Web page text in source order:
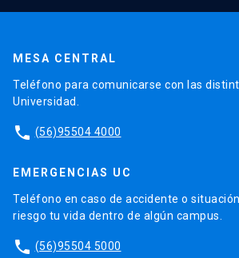
MESA CENTRAL
Teléfono para comunicarse con las
Universidad.
phone (56)95504 4000
EMERGENCIAS UC
Teléfono en caso de accidente o
riesgo tu vida dentro de algún campus.
phone (56)95504 5000